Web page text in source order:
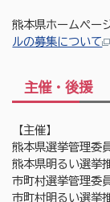
熊本県ホームペー
ルの募集について
主催・後援
【主催】
熊本県選挙管理委
熊本県明るい選挙
市町村選挙管理委
市町村明るい選挙